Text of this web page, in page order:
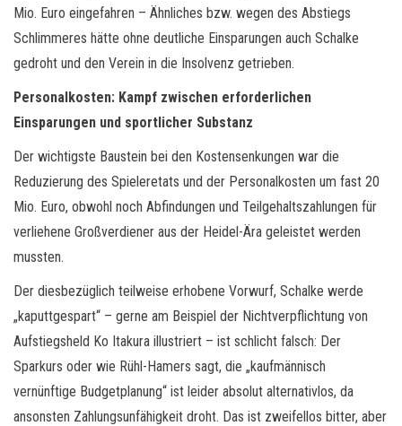
Mio. Euro eingefahren – Ähnliches bzw. wegen des Abstiegs
Schlimmeres hätte ohne deutliche Einsparungen auch Schalke
gedroht und den Verein in die Insolvenz getrieben.
Personalkosten: Kampf zwischen erforderlichen
Einsparungen und sportlicher Substanz
Der wichtigste Baustein bei den Kostensenkungen war die
Reduzierung des Spieleretats und der Personalkosten um fast 20
Mio. Euro, obwohl noch Abfindungen und Teilgehaltszahlungen für
verliehene Großverdiener aus der Heidel-Ära geleistet werden
mussten.
Der diesbezüglich teilweise erhobene Vorwurf, Schalke werde
„kaputtgespart“ – gerne am Beispiel der Nichtverpflichtung von
Aufstiegsheld Ko Itakura illustriert – ist schlicht falsch: Der
Sparkurs oder wie Rühl-Hamers sagt, die „kaufmännisch
vernünftige Budgetplanung“ ist leider absolut alternativlos, da
ansonsten Zahlungsunfähigkeit droht. Das ist zweifellos bitter, aber